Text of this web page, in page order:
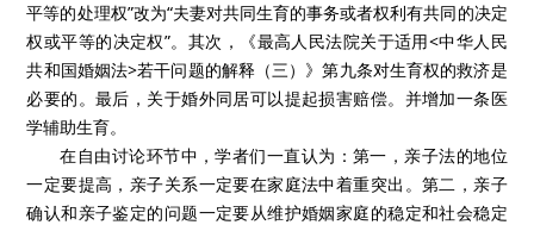
平等的处理权”改为“夫妻对共同生育的事务或者权利有共同的决定
权或平等的决定权”。其次，《最高人民法院关于适用<中华人民
共和国婚姻法>若干问题的解释（三）》第九条对生育权的救济是
必要的。最后，关于婚外同居可以提起损害赔偿。并增加一条医
学辅助生育。
在自由讨论环节中，学者们一直认为：第一，亲子法的地位
一定要提高，亲子关系一定要在家庭法中着重突出。第二，亲子
确认和亲子鉴定的问题一定要从维护婚姻家庭的稳定和社会稳定